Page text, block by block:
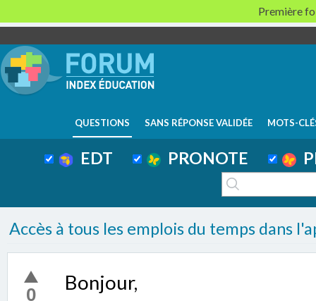
QUESTIONS SANS RÉPONSE VALIDÉE MOTS-
EDT PRONOTE
Accès à tous les emplois du temps dans
0
Bonjour,
Première